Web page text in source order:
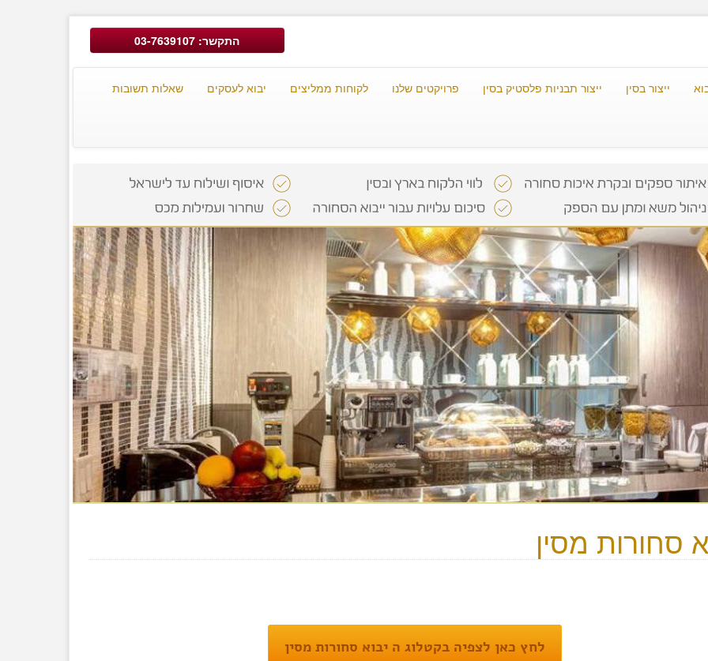
התקשר: 03-7639107
ייצור בסין ייצור תבניות פלסטיק בסין פרויקטים שלנו לקוחות ממליצים יבוא לעסקים שאלות תשובות
סחורות מסין
לחץ כאן לצפיה בקטלוג ה יבוא סחורות מסין